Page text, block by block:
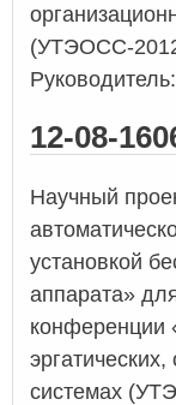
(УТЭОСС-
Руководитель:
12-08-
Научный
установкой
аппарата»
конференции
системах